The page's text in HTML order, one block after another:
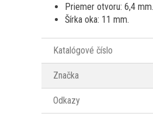
Priemer otvoru: 6,4 mm.
Šírka oka: 11 mm.
Katalógové číslo
Značka
Odkazy